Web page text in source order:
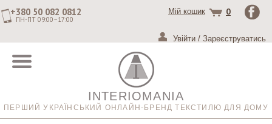
+380 50 082 0812
ПН-ПТ 09:00–17:00
Мій кошик 0
Увійти / Зареєструватись
INTERIOMANIA
ПЕРШИЙ УКРАЇНСЬКИЙ ОНЛАЙН-БРЕНД ТЕКСТИЛЮ ДЛЯ ДОМУ